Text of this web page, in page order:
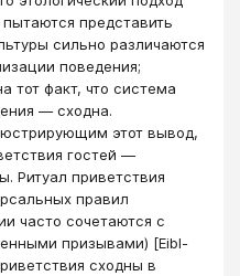
представить
сильно различаются
поведения;
тот факт, что система
— сходна.
этот вывод,
гостей —
Ритуал приветствия
правил
часто сочетаются с
призывами) [Еibl-
сходны в